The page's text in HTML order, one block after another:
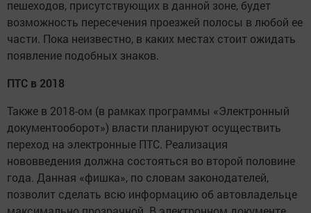
пешеходов, присутствующих в данной зоне, будет
возможность пересечения проезжей полосы в любой ее
части. Пока неизвестно, в каких местах стоит ожидать
появление подобных знаков.
ПТС в 2018
Также в 2018-ом (в рамках программы «Электронный
документооборот») власти планируют осуществить
переход на электронные ПТС. Реализация
нововведения должна состояться во второй половине
года. Данная «фишка», по словам законодателей,
позволит сделать всю информацию об автовладельце